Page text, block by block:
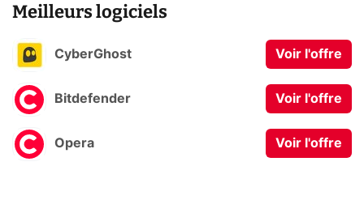
Meilleurs logiciels
CyberGhost Voir l'offre
Bitdefender Voir l'offre
Opera Voir l'offre